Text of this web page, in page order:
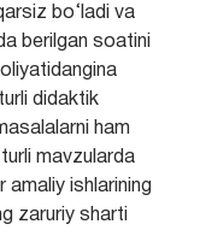
bo‘ladi va
berilgan soatini
didaktik
ham
mavzularda
amaliy ishlarining
zaruriy sharti